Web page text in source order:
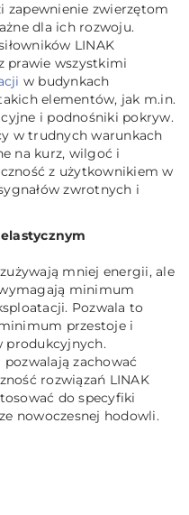
zapewnienie zwierzętom
dla ich rozwoju.
LINAK
prawie wszystkimi
w budynkach
elementów, jak m.in.
i podnośniki pokryw.
w trudnych warunkach
na kurz, wilgoć i
z użytkownikiem w
zwrotnych i
mniej energii, ale
minimum
Pozwala to
przestoje i
produkcyjnych.
zachować
rozwiązań LINAK
do specyfiki
nowoczesnej hodowli.